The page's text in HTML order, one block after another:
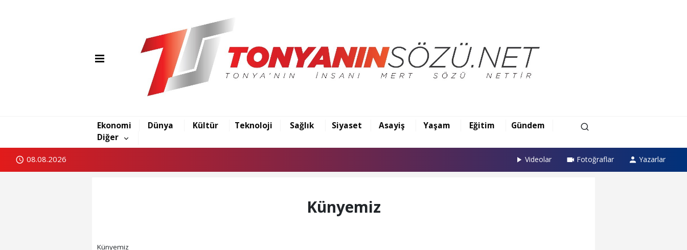
Ekonomi Dünya Kültür Teknoloji Sağlık Siyaset Asayiş Yaşam Eğitim
Gündem
Diğer
08.08.2026 Videolar Fotoğraflar Yazarlar
Künyemiz
Künyemiz